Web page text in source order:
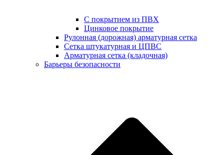
С покрытием из ПВХ
Цинковое покрытие
Рулонная (дорожная) арматурная сетка
Сетка штукатурная и ЦПВС
Арматурная сетка (кладочная)
Барьеры безопасности